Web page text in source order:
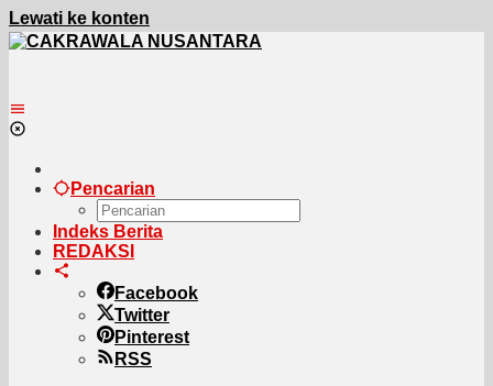
Lewati ke konten
Pencarian
Indeks Berita
REDAKSI
Facebook
Twitter
Pinterest
RSS